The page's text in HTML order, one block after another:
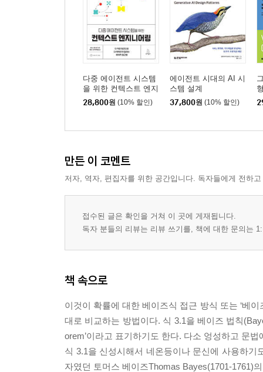
다중 에이전트 시스템
을 위한 컨텍스트 엔지
니어링
28,800원 (10% 할인)
에이전트 시대의 AI 시
스템 설계
37,800원 (10% 할인)
만든 이 코멘트
저자, 역자, 편집자를 위한 공간입니다. 독자들에게 전하
접수된 글은 확인을 거쳐 이 곳에 게재됩니다.
독자 분들의 리뷰는 리뷰 쓰기를, 책에 대한 문의는
책 속으로
이것이 확률에 대한 베이즈식 접근 방식 또는 ‘베
대로 비교하는 방법이다. 식 3.1을 베이즈 법칙
orem’이라고 표기하기도 한다. 다소 엉성하고 문
식 3.1을 신성시해서 네온등이나 문신에 사용하기
자였던 토머스 베이즈Thomas Bayes(1701-1761)